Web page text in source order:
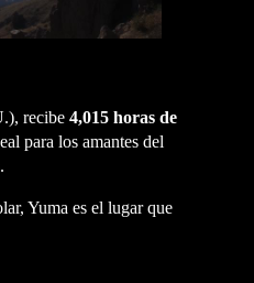
recibe 4,015 horas de
para los amantes del
Yuma es el lugar que